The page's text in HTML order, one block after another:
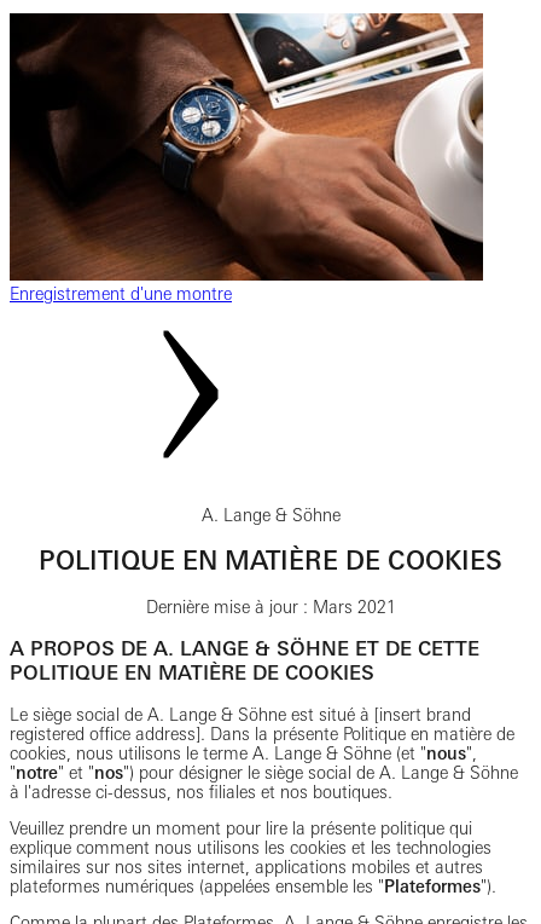
Enregistrement d'une montre
A. Lange & Söhne
POLITIQUE EN MATIÈRE DE COOKIES
Dernière mise à jour : Mars 2021
A PROPOS DE A. LANGE & SÖHNE ET DE CETTE
POLITIQUE EN MATIÈRE DE COOKIES
Le siège social de A. Lange & Söhne est situé à [insert brand
registered office address]. Dans la présente Politique en matière de
cookies, nous utilisons le terme A. Lange & Söhne (et "nous",
"notre" et "nos") pour désigner le siège social de A. Lange & Söhne
à l'adresse ci-dessus, nos filiales et nos boutiques.
Veuillez prendre un moment pour lire la présente politique qui
explique comment nous utilisons les cookies et les technologies
similaires sur nos sites internet, applications mobiles et autres
plateformes numériques (appelées ensemble les "Plateformes").